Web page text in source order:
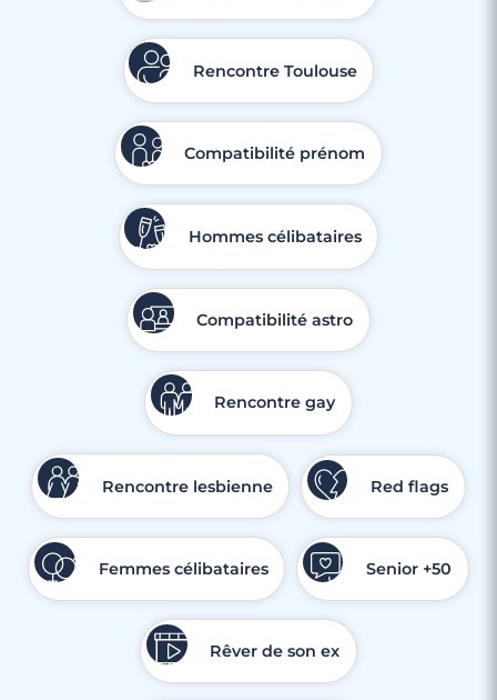
Rencontre Toulouse
Compatibilité prénom
Hommes célibataires
Compatibilité astro
Rencontre gay
Rencontre lesbienne Red flags
Femmes célibataires Senior +50
Rêver de son ex